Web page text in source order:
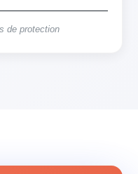
de protection